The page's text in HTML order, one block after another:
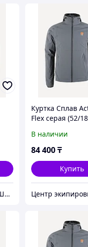
Центр экипировки Штурм
Куртка Сплав
Flex серая (52/
В наличии
84 400 ₸
Купить